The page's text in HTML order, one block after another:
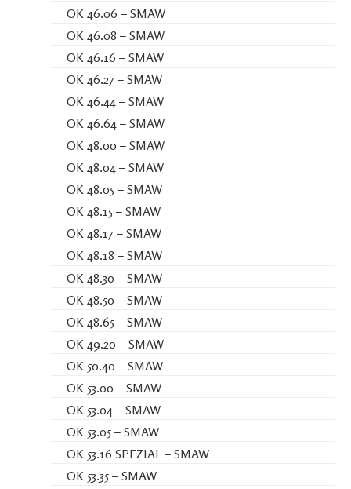
OK 46.06 – SMAW
OK 46.08 – SMAW
OK 46.16 – SMAW
OK 46.27 – SMAW
OK 46.44 – SMAW
OK 46.64 – SMAW
OK 48.00 – SMAW
OK 48.04 – SMAW
OK 48.05 – SMAW
OK 48.15 – SMAW
OK 48.17 – SMAW
OK 48.18 – SMAW
OK 48.30 – SMAW
OK 48.50 – SMAW
OK 48.65 – SMAW
OK 49.20 – SMAW
OK 50.40 – SMAW
OK 53.00 – SMAW
OK 53.04 – SMAW
OK 53.05 – SMAW
OK 53.16 SPEZIAL – SMAW
OK 53.35 – SMAW